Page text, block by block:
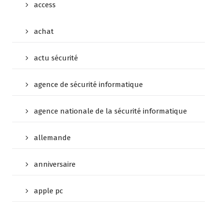
access
achat
actu sécurité
agence de sécurité informatique
agence nationale de la sécurité informatique
allemande
anniversaire
apple pc